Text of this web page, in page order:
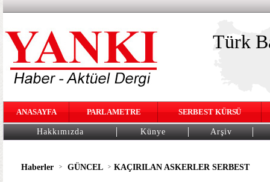
Türk
ANASAYFA PARLAMETRE SERBEST KÜRSÜ
Hakkımızda Künye Arşiv
Haberler > GÜNCEL > KAÇIRILAN ASKERLER SERBEST